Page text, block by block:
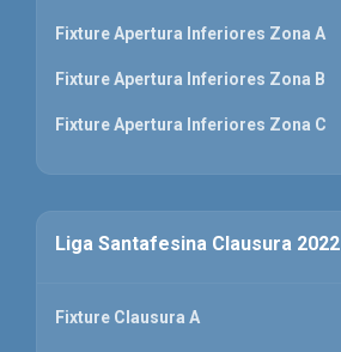
Fixture Apertura Inferiores Zona A
Fixture Apertura Inferiores Zona B
Fixture Apertura Inferiores Zona C
Liga Santafesina Clausura 2022
Fixture Clausura A